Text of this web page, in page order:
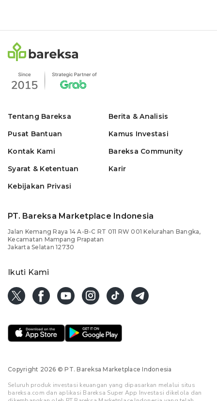
Tentang Bareksa
Pusat Bantuan
Kontak Kami
Syarat & Ketentuan
Kebijakan Privasi
Berita & Analisis
Kamus Investasi
Bareksa Community
Karir
PT. Bareksa Marketplace Indonesia
Jalan Kemang Raya 14 A-B-C RT 011 RW 001 Kelurahan Bangka,
Kecamatan Mampang Prapatan
Jakarta Selatan 12730
Ikuti Kami
Copyright 2026 © PT. Bareksa Marketplace Indonesia
Seluruh produk investasi keuangan yang dipasarkan melalui situs
bareksa.com dan aplikasi Bareksa Super App Investasi dikelola dan